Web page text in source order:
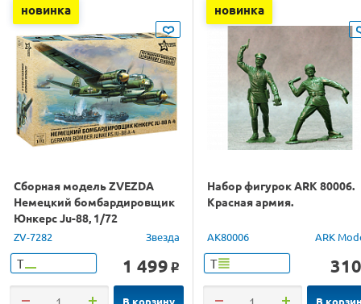
новинка
Сборная модель ZVEZDA
Немецкий бомбардировщик
Юнкерс Ju-88, 1/72
ZV-7282 Звезда
Т 1 499 o
В корзину
новинка
Набор фигурок ARK 80006.
Красная армия.
AK80006 ARK
Т 310
В